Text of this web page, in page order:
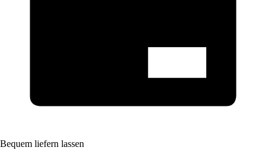
Bequem liefern lassen